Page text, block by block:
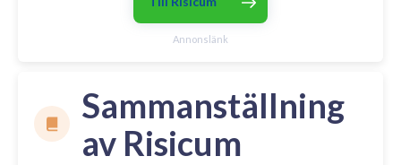
Annonslänk
Sammanställning
av Risicum